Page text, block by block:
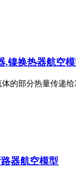
.镍换热器航空
的部分热量传递
器航空模型